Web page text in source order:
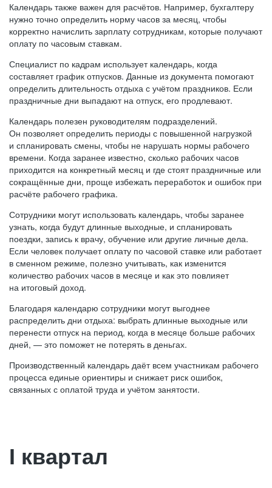
Календарь также важен для расчётов. Например, бухгалтеру
нужно точно определить норму часов за месяц, чтобы
корректно начислить зарплату сотрудникам, которые получают
оплату по часовым ставкам.
Специалист по кадрам использует календарь, когда
составляет график отпусков. Данные из документа помогают
определить длительность отдыха с учётом праздников. Если
праздничные дни выпадают на отпуск, его продлевают.
Календарь полезен руководителям подразделений.
Он позволяет определить периоды с повышенной нагрузкой
и спланировать смены, чтобы не нарушать нормы рабочего
времени. Когда заранее известно, сколько рабочих часов
приходится на конкретный месяц и где стоят праздничные или
сокращённые дни, проще избежать переработок и ошибок при
расчёте рабочего графика.
Сотрудники могут использовать календарь, чтобы заранее
узнать, когда будут длинные выходные, и спланировать
поездки, запись к врачу, обучение или другие личные дела.
Если человек получает оплату по часовой ставке или работает
в сменном режиме, полезно учитывать, как изменится
количество рабочих часов в месяце и как это повлияет
на итоговый доход.
Благодаря календарю сотрудники могут выгоднее
распределить дни отдыха: выбрать длинные выходные или
перенести отпуск на период, когда в месяце больше рабочих
дней, — это поможет не потерять в деньгах.
Производственный календарь даёт всем участникам рабочего
процесса единые ориентиры и снижает риск ошибок,
связанных с оплатой труда и учётом занятости.
I квартал